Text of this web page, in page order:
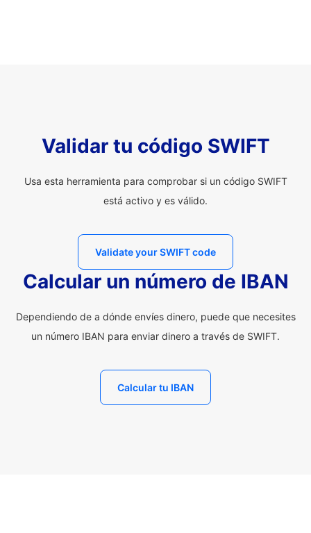
Validar tu código SWIFT
Usa esta herramienta para comprobar si un código SWIFT
está activo y es válido.
Validate your SWIFT code
Calcular un número de IBAN
Dependiendo de a dónde envíes dinero, puede que necesites
un número IBAN para enviar dinero a través de SWIFT.
Calcular tu IBAN